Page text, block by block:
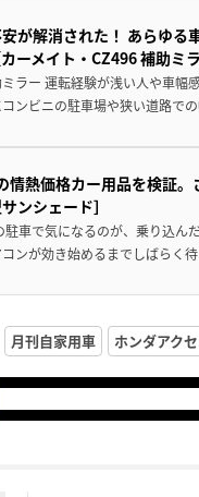
が解消された！ あらゆる
ーメイト・CZ496 補助ミ
ラー 運転経験が浅い人や車幅
ンビニの駐車場や狭い道路で
熱価格カー用品を検証。
ンシェード］
車で気になるのが、乗り込ん
ンが効き始めるまでしばらく
月刊自家用車 ホンダアク